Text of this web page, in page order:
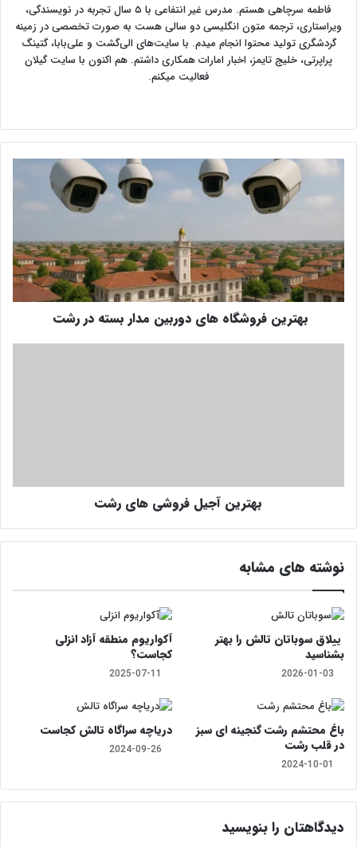
فاطمه سرچاهی هستم‌. مدرس غیر انتفاعی با ۵ سال تجربه در نویسندگی،
ویراستاری، ترجمه متون انگلیسی دو سالی هست به صورت تخصصی در زمینه
گردشگری تولید محتوا انجام میدم. با سایت‌های‌ الی‌گشت و علی‌بابا، گتینگ
پراپرتی، خلیج تایمز، اخبار امارات همکاری داشتم. هم اکنون با سایت گیلان
فعالیت میکنم.
های
بسته
در
رشت
بهترین فروشگاه های دوربین‌ مدار بسته در رشت
بهترین آجیل فروشی‌ های رشت
نوشته های مشابه
ییلاق سوباتان تالش را بهتر
بشناسید
2026-01-03
آکواریوم منطقه آزاد انزلی
کجاست؟
2025-07-11
باغ محتشم رشت گنجینه ای سبز
در قلب رشت
2024-10-01
دریاچه سراگاه تالش کجاست
2024-09-26
دیدگاهتان را بنویسید